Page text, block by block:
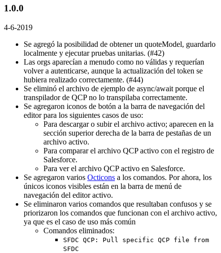
1.0.0
4-6-2019
Se agregó la posibilidad de obtener un quoteModel, guardarlo
localmente y ejecutar pruebas unitarias. (#42)
Las orgs aparecían a menudo como no válidas y requerían
volver a autenticarse, aunque la actualización del token se
hubiera realizado correctamente. (#44)
Se eliminó el archivo de ejemplo de async/await porque el
transpilador de QCP no lo transpilaba correctamente.
Se agregaron iconos de botón a la barra de navegación del
editor para los siguientes casos de uso:
Para descargar o subir el archivo activo; aparecen en la
sección superior derecha de la barra de pestañas de un
archivo activo.
Para comparar el archivo QCP activo con el registro de
Salesforce.
Para ver el archivo QCP activo en Salesforce.
Se agregaron varios Octicons a los comandos. Por ahora, los
únicos iconos visibles están en la barra de menú de
navegación del editor activo.
Se eliminaron varios comandos que resultaban confusos y se
priorizaron los comandos que funcionan con el archivo activo,
ya que es el caso de uso más común
Comandos eliminados:
SFDC QCP: Pull specific QCP file from
SFDC